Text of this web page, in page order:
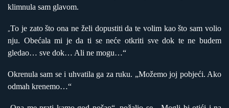
klimnula sam glavom.
„To je zato što ona ne želi dopustiti da te volim kao što sam volio
nju. Obećala mi je da ti se neće otkriti sve dok te ne budem
gledao… sve dok… Ali ne mogu…“
Okrenula sam se i uhvatila ga za ruku. „Možemo joj pobjeći. Ako
odmah krenemo…“